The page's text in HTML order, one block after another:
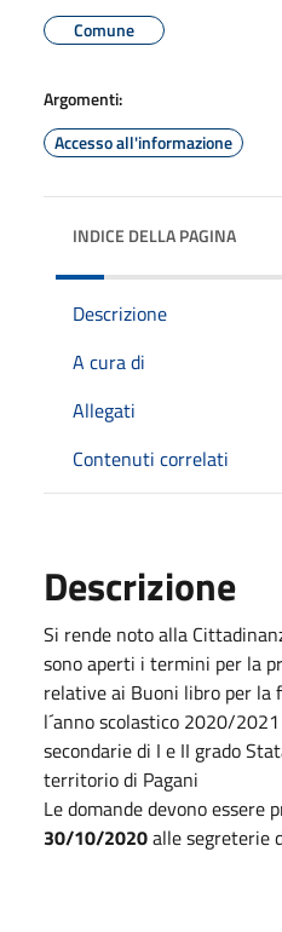
Comune
Argomenti:
Accesso all'informazione
INDICE DELLA PAGINA
Descrizione
A cura di
Allegati
Contenuti correlati
Descrizione
Si rende noto alla
sono aperti i termini per la
relative ai Buoni libro per
l´anno scolastico 2020/
secondarie di I e II grado
territorio di Pagani
Le domande devono essere
30/10/2020alle segreterie